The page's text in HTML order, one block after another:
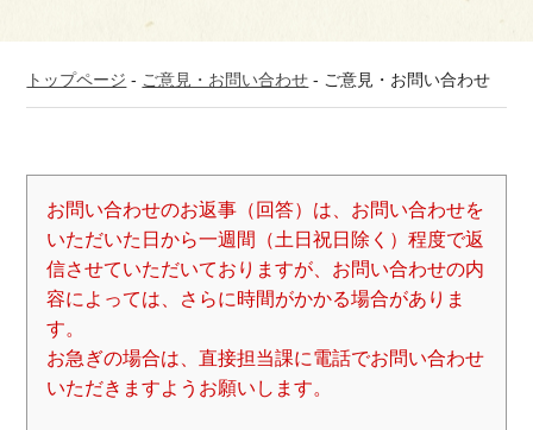
トップページ - ご意見・お問い合わせ - ご意見・お問い合わせ
お問い合わせのお返事（回答）は、お問い合わせを
いただいた日から一週間（土日祝日除く）程度で返
信させていただいておりますが、お問い合わせの内
容によっては、さらに時間がかかる場合がありま
す。
お急ぎの場合は、直接担当課に電話でお問い合わせ
いただきますようお願いします。